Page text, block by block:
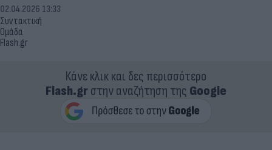
Συντακτική
Ομάδα
Flash.gr
02.04.2026 13:33
Κάνε κλικ και δες περισσότερο
Flash.grστην αναζήτηση της Google